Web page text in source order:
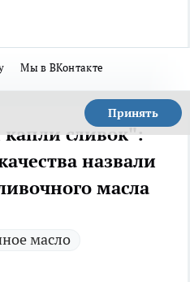
Мы в ВКонтакте
Принять
сливок":
назвали
масла
масло